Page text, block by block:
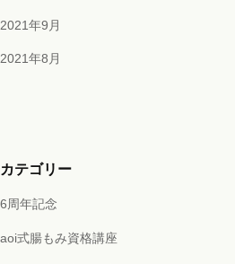
2021年9月
2021年8月
カテゴリー
6周年記念
aoi式腸もみ資格講座